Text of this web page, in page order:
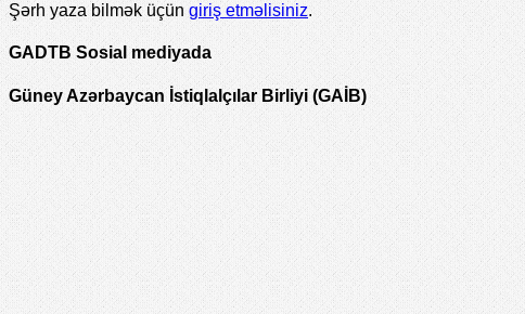
Şərh yaza bilmək üçün giriş etməlisiniz.
GADTB Sosial mediyada
Güney Azərbaycan İstiqlalçılar Birliyi (GAİB)